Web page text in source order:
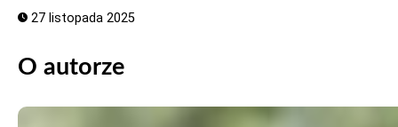
27 listopada 2025
O autorze